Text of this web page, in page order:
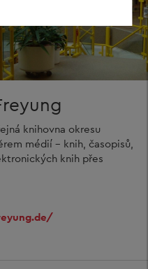
knihovna okresu
médií - knih, časopisů,
knih přes